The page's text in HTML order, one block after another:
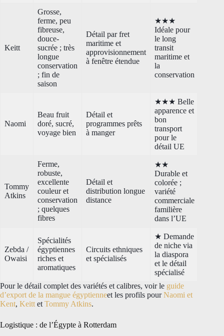
Keitt
Grosse,
ferme, peu
fibreuse,
douce-
sucrée ; très
longue
conservation
; fin de
saison
Détail par fret
maritime et
approvisionnement
à fenêtre étendue
★★★
Idéale pour
le long
transit
maritime et
la
conservation
Naomi
Beau fruit
doré, sucré,
voyage bien
Détail et
programmes prêts
à manger
★★★ Belle
apparence et
bon
transport
pour le
détail UE
Tommy
Atkins
Ferme,
robuste,
excellente
couleur et
conservation
; quelques
fibres
Détail et
distribution longue
distance
★★
Durable et
colorée ;
variété
commerciale
familière
dans l’UE
Zebda /
Owaisi
Spécialités
égyptiennes
riches et
aromatiques
Circuits ethniques
et spécialisés
★ Demande
de niche via
la diaspora
et le détail
spécialisé
Pour le détail complet des variétés et calibres, voir le guide
d’export de la mangue égyptienneet les profils pourNaomi et
Kent, Keitt et Tommy Atkins.
Logistique : de l’Égypte à Rotterdam